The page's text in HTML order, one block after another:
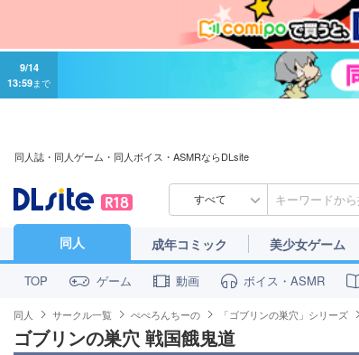
9/14
13:59まで
同人誌・同人ゲーム・同人ボイス・ASMRならDLsite
すべて
同人 成年コミック 美少女ゲーム
TOP ゲーム 動画 ボイス・ASMR
同人 サークル一覧 ぺぺろんちーの 「ゴブリンの巣穴」シリーズ
ゴブリンの巣穴 戦国餓鬼道